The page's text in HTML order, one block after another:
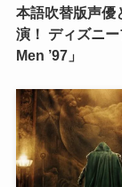
本語吹替版声優
演！ ディズニ
Men ’97」